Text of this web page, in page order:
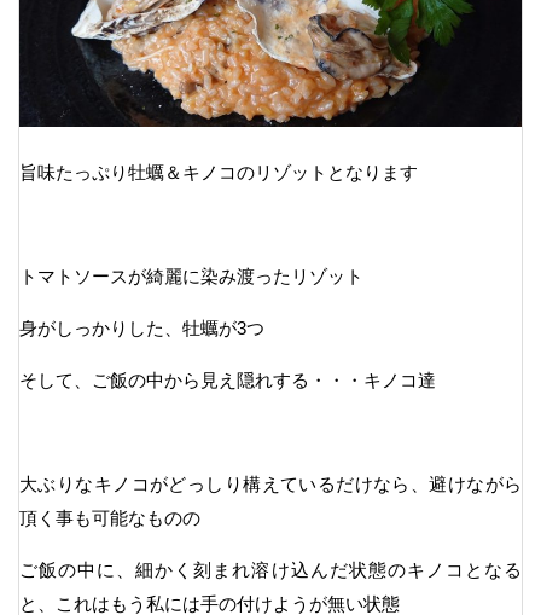
旨味たっぷり牡蠣＆キノコのリゾットとなります
トマトソースが綺麗に染み渡ったリゾット
身がしっかりした、牡蠣が3つ
そして、ご飯の中から見え隠れする・・・キノコ達
大ぶりなキノコがどっしり構えているだけなら、避けながら
頂く事も可能なものの
ご飯の中に、細かく刻まれ溶け込んだ状態のキノコとなる
と、これはもう私には手の付けようが無い状態